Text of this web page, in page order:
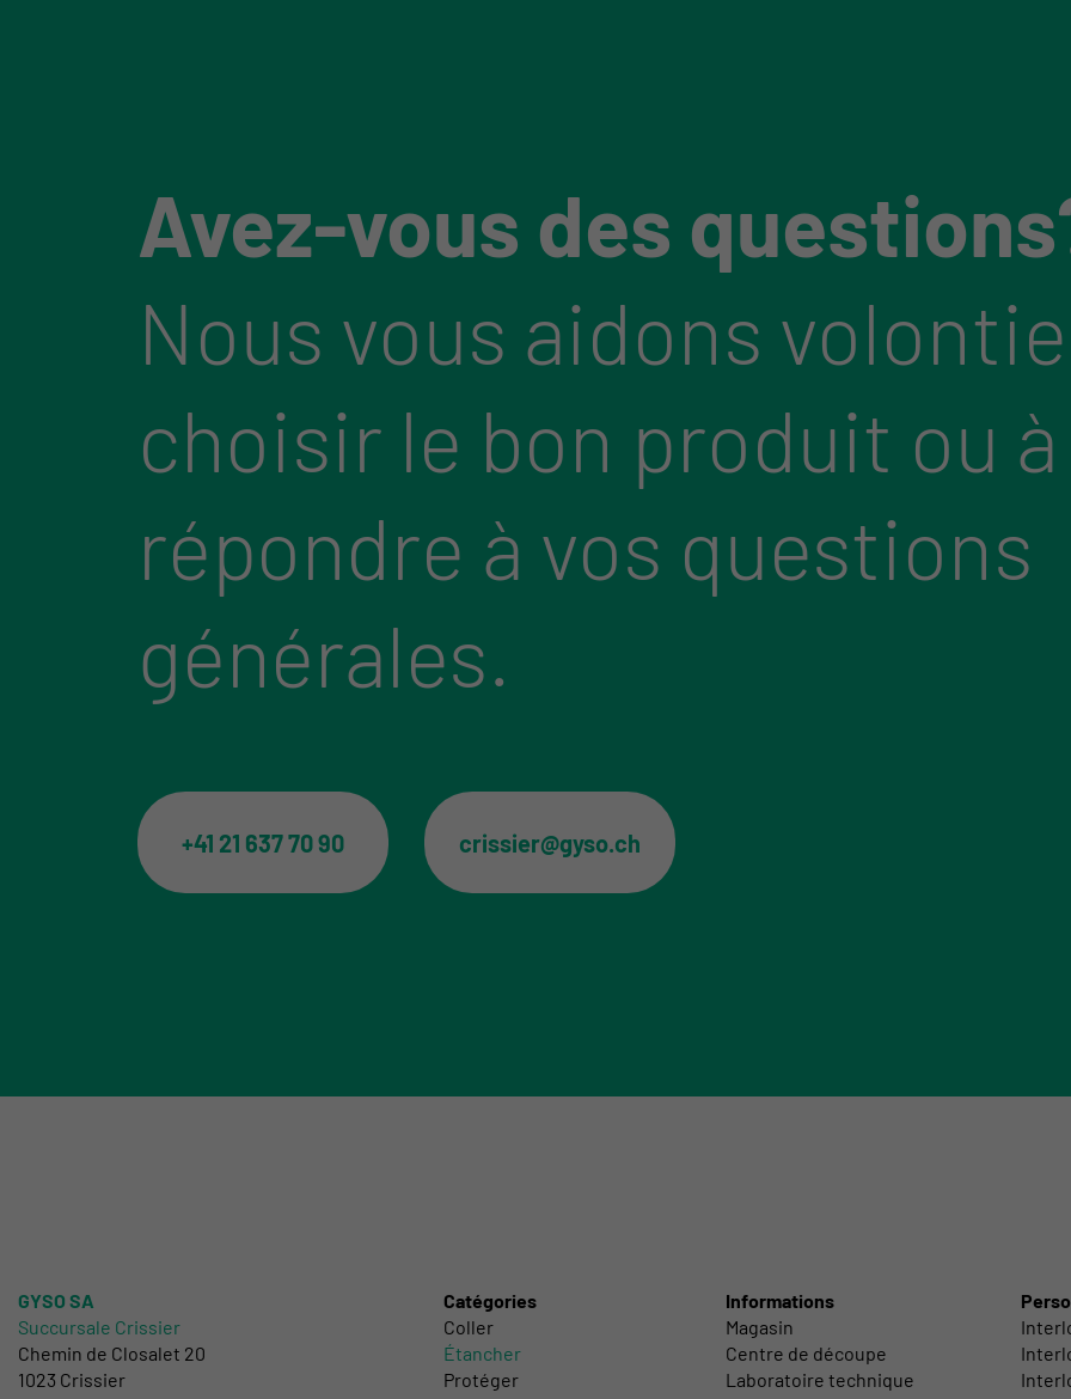
Avez-vous des
Nous vous aidons
choisir le bon produit ou à
répondre à vos questions
générales.
+41 21 637 70 90 crissier@gyso.ch
Catégories
Coller
Étancher
Protéger
Informations
Magasin
Centre de découpe
Laboratoire technique
GYSO SA
Succursale Crissier
Chemin de Closalet 20
1023 Crissier